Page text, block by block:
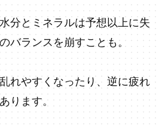
分とミネラルは予想以上に失
バランスを崩すことも。
れやすくなったり、逆に疲れ
ります。